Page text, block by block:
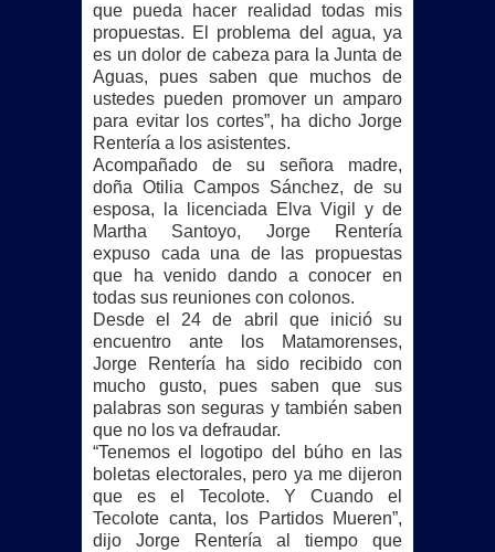
que pueda hacer realidad todas mis
propuestas. El problema del agua, ya
es un dolor de cabeza para la Junta de
Aguas, pues saben que muchos de
ustedes pueden promover un amparo
para evitar los cortes”, ha dicho Jorge
Rentería a los asistentes.
Acompañado de su señora madre,
doña Otilia Campos Sánchez, de su
esposa, la licenciada Elva Vigil y de
Martha Santoyo, Jorge Rentería
expuso cada una de las propuestas
que ha venido dando a conocer en
todas sus reuniones con colonos.
Desde el 24 de abril que inició su
encuentro ante los Matamorenses,
Jorge Rentería ha sido recibido con
mucho gusto, pues saben que sus
palabras son seguras y también saben
que no los va defraudar.
“Tenemos el logotipo del búho en las
boletas electorales, pero ya me dijeron
que es el Tecolote. Y Cuando el
Tecolote canta, los Partidos Mueren”,
dijo Jorge Rentería al tiempo que